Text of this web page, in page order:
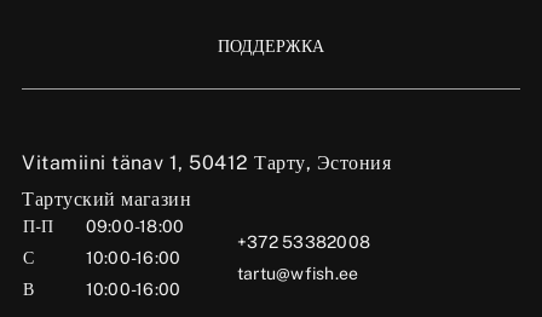
Vitamiini tänav 1, 50412 Тарту, Эстония
Тартуский магазин
П-П
09:00-18:00
С
10:00-16:00
В
10:00-16:00
+372 53382008
tartu@wfish.ee
ПОДДЕРЖКА